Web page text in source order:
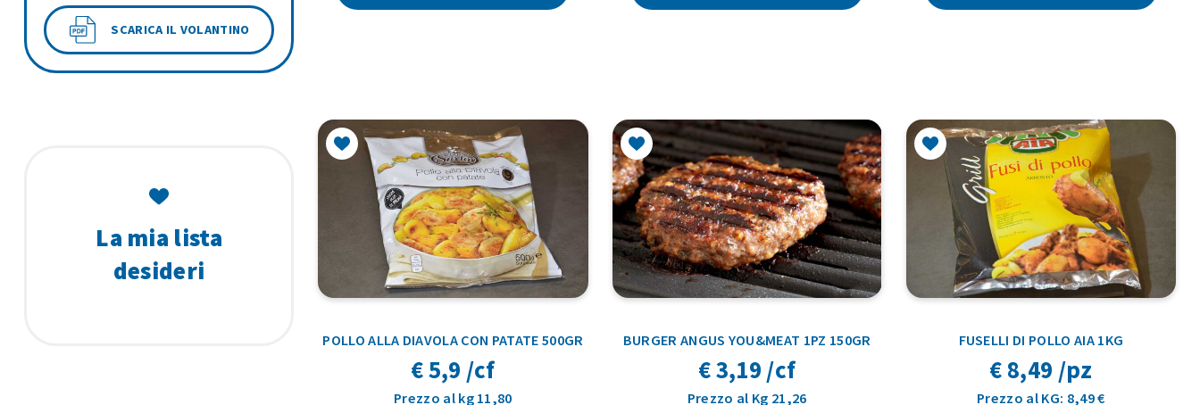
SCARICA IL VOLANTINO
La mia lista
desideri
POLLO ALLA DIAVOLA CON PATATE 500GR
€ 5,9 /cf
Prezzo al kg 11,80
BURGER ANGUS YOU&MEAT 1PZ 150GR
€ 3,19 /cf
Prezzo al Kg 21,26
FUSELLI DI POLLO AIA 1KG
€ 8,49 /pz
Prezzo al KG: 8,49 €